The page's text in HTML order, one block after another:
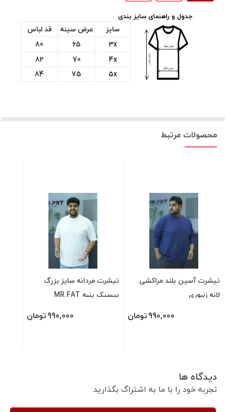
جدول و راهنمای سایز بندی
سایز عرض سینه
قد لباس
3x
65
80
4x
70
82
5x
75
84
محصولات مرتبط
تیشرت آسین بلند مراکشی
لانه زنبوری
990,000تومان
تیشرت مردانه سایز بزرگ
بیسیک پنبه MR.FAT
990,000تومان
دیدگاه ها
تجربه خود را با ما به اشتراگ بگذارید